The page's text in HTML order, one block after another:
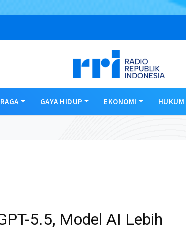
GAYA HIDUP EKONOMI HUKUM
5.5, Model AI Lebih